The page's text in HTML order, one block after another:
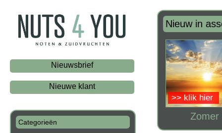
Nieuwsbrief
Nieuwe klant
Categorieën
Nieuw in
Zomer
>> klik hier